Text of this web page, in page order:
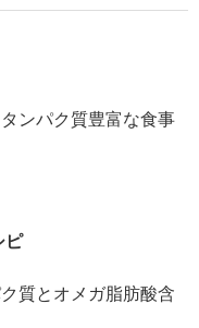
ンパク質豊富な食事
ピ
質とオメガ脂肪酸含